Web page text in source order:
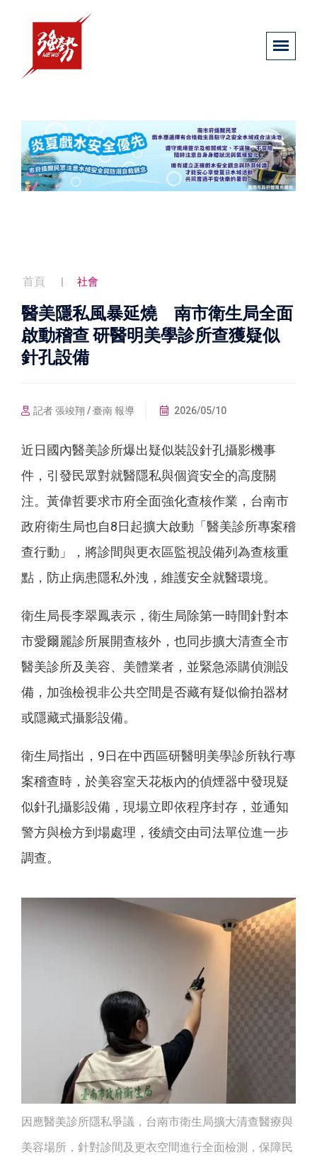
首頁 社會
醫美隱私風暴延燒 南市衛生局全面
啟動稽查 研醫明美學診所查獲疑似
針孔設備
記者 張竣翔 / 臺南 報導 2026/05/10
近日國內醫美診所爆出疑似裝設針孔攝影機事
件，引發民眾對就醫隱私與個資安全的高度關
注。黃偉哲要求市府全面強化查核作業，台南市
政府衛生局也自8日起擴大啟動「醫美診所專案稽
查行動」，將診間與更衣區監視設備列為查核重
點，防止病患隱私外洩，維護安全就醫環境。
衛生局長李翠鳳表示，衛生局除第一時間針對本
市愛爾麗診所展開查核外，也同步擴大清查全市
醫美診所及美容、美體業者，並緊急添購偵測設
備，加強檢視非公共空間是否藏有疑似偷拍器材
或隱藏式攝影設備。
衛生局指出，9日在中西區研醫明美學診所執行專
案稽查時，於美容室天花板內的偵煙器中發現疑
似針孔攝影設備，現場立即依程序封存，並通知
警方與檢方到場處理，後續交由司法單位進一步
調查。
因應醫美診所隱私爭議，台南市衛生局擴大清查醫療與
美容場所，針對診間及更衣空間進行全面檢測，保障民